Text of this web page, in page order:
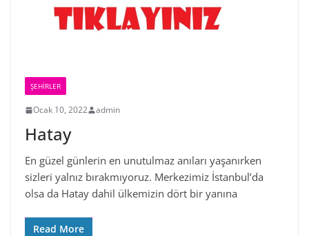
ŞEHIRLER
Ocak 10, 2022 admin
Hatay
En güzel günlerin en unutulmaz anıları yaşanırken
sizleri yalnız bırakmıyoruz. Merkezimiz İstanbul’da
olsa da Hatay dahil ülkemizin dört bir yanına
Read More